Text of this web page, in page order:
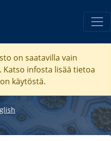
on saatavilla vain
Katso infosta lisää tietoa
käytöstä.